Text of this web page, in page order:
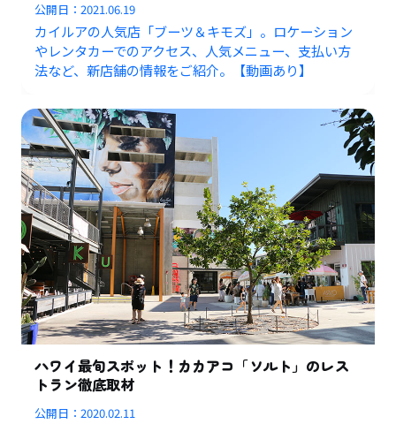
公開日：2021.06.19
カイルアの人気店「ブーツ＆キモズ」。ロケーション
やレンタカーでのアクセス、人気メニュー、支払い方
法など、新店舗の情報をご紹介。【動画あり】
ハワイ最旬スポット！カカアコ「ソルト」のレス
トラン徹底取材
公開日：2020.02.11